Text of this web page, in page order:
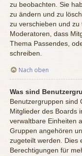
zu beobachten. Sie
zu ändern und zu
zu verschieben und
Moderatoren, dass
Thema Passendes,
schreiben.
Nach oben
Was sind
Benutzergruppen sind
Mitglieder des Boards
verwaltbare Einheiten
Gruppen angehören
zugeteilt werden. Dies
Berechtigungen für